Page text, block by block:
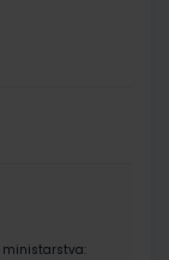
ministarstva: